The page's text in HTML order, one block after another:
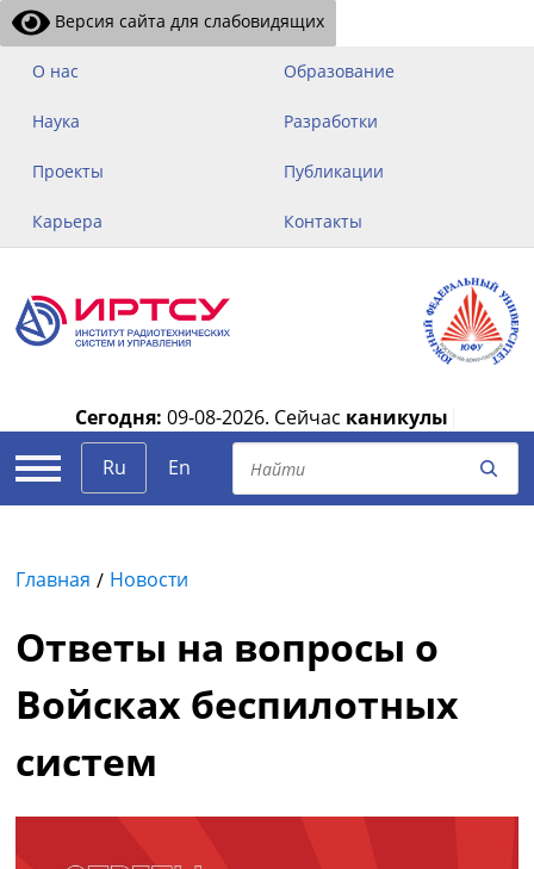
Версия сайта для слабовидящих
О нас Образование
Наука Разработки
Проекты Публикации
Карьера Контакты
Сегодня: 09-08-2026. Сейчас каникулы
Ru
En
Главная Новости
Ответы на вопросы о
Войсках беспилотных
систем